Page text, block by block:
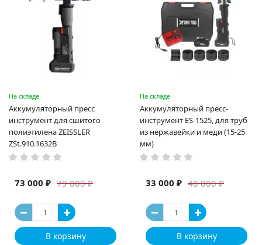
На складе
Аккумуляторный пресс
инструмент для сшитого
полиэтилена ZEISSLER
ZSt.910.1632B
79 000 ₽
73 000 ₽
В корзину
На складе
Аккумуляторный пресс-
инструмент ES-1525, для труб
из нержавейки и меди (15-25
мм)
48 000 ₽
33 000 ₽
В корзину